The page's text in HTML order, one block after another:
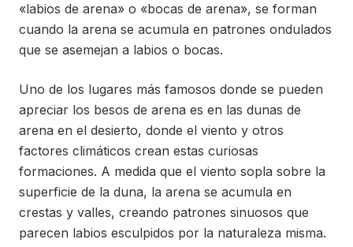
«labios de arena» o «bocas de arena», se forman
cuando la arena se acumula en patrones ondulados
que se asemejan a labios o bocas.
Uno de los lugares más famosos donde se pueden
apreciar los besos de arena es en las dunas de
arena en el desierto, donde el viento y otros
factores climáticos crean estas curiosas
formaciones. A medida que el viento sopla sobre la
superficie de la duna, la arena se acumula en
crestas y valles, creando patrones sinuosos que
parecen labios esculpidos por la naturaleza misma.